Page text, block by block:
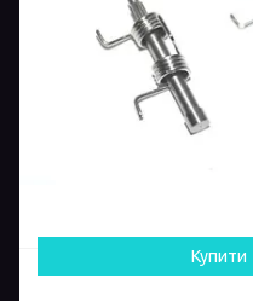
Купити